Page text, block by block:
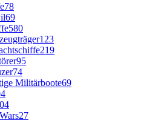
78
69
580
123
219
95
74
Militärboote69
27